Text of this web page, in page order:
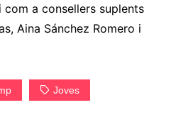
com a consellers suplents
Aina Sánchez Romero i
Joves